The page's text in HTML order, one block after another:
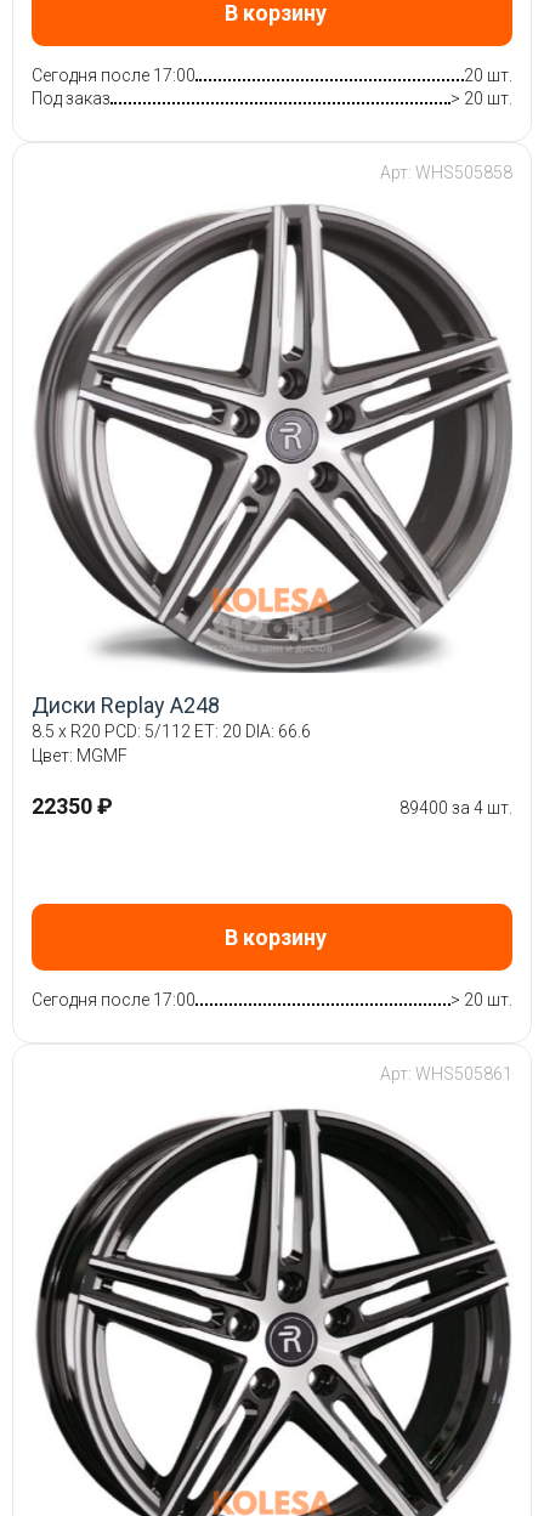
В корзину
Сегодня после 17:00
20 шт.
Под заказ
> 20 шт.
Арт: WHS505858
Диски Replay A248
8.5 x R20 PCD: 5/112 ET: 20 DIA: 66.6
Цвет: MGMF
22350 ₽ 89400 за 4 шт.
В корзину
Сегодня после 17:00 > 20 шт.
Арт: WHS505861